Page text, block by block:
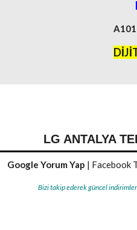
A101
LG ANTALYA
Google Yorum Yap | Facebook
Bizi takip ederek güncel